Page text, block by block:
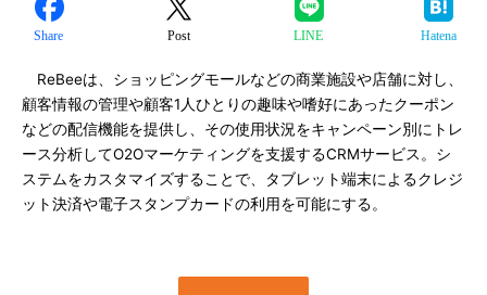
Share Post LINE Hatena
ReBeeは、ショッピングモールなどの商業施設や店舗に対し、
顧客情報の管理や顧客1人ひとりの趣味や嗜好にあったクーポン
などの配信機能を提供し、その使用状況をキャンペーン別にトレ
ース分析してO2Oマーケティングを支援するCRMサービス。シ
ステムをカスタマイズすることで、タブレット端末によるクレジ
ット決済や電子スタンプカードの利用を可能にする。